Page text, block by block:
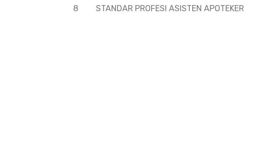
8 STANDAR PROFESI ASISTEN APOTEKER